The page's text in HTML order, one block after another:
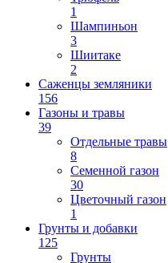
1
Шампиньон
3
Шиитаке
2
Саженцы земляники
156
Газоны и травы
39
Отдельные травы
8
Семенной газон
30
Цветочный газон
1
Грунты и добавки
125
Грунты